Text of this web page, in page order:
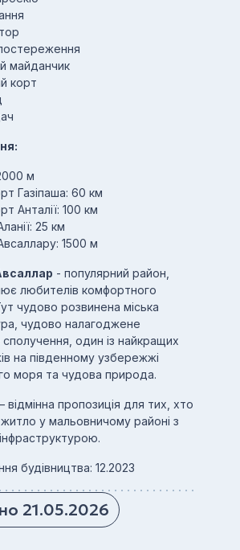
майданчик
корт
м
Газіпаша: 60 км
Анталії: 100 км
25 км
1500 м
- популярний район,
любителів комфортного
чудово розвинена міська
чудово налагоджене
один із найкращих
на південному узбережжі
моря та чудова природа.
відмінна пропозиція для тих, хто
у мальовничому районі з
будівництва: 12.2023
21.05.2026